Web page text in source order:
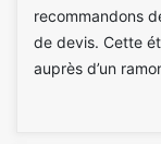
recommandons
de devis. Cette
auprès d’un